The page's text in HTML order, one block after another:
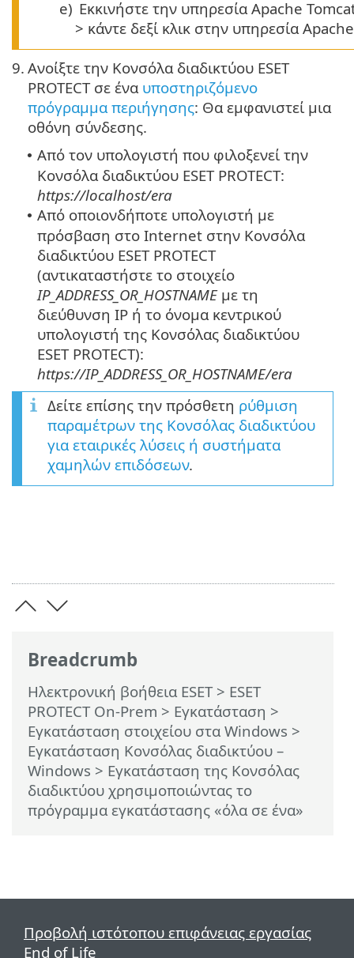
Breadcrumb
Ηλεκτρονική βοήθεια ESET> ESET
PROTECT On-Prem > Εγκατάσταση >
Εγκατάσταση στοιχείου στα Windows >
Εγκατάσταση Κονσόλας διαδικτύου –
Windows > Εγκατάσταση της Κονσόλας
διαδικτύου χρησιμοποιώντας το
πρόγραμμα εγκατάστασης «όλα σε ένα»
e) Εκκινήστε την υπηρεσία Apache
> κάντε δεξί κλικ στην υπηρεσία
9. Ανοίξτε την Κονσόλα διαδικτύου ESET
PROTECT σε ένα υποστηριζόμενο
πρόγραμμα περιήγησης: Θα εμφανιστεί μια
οθόνη σύνδεσης.
• Από τον υπολογιστή που φιλοξενεί την
Κονσόλα διαδικτύου ESET PROTECT:
https://localhost/era
• Από οποιονδήποτε υπολογιστή με
πρόσβαση στο Internet στην Κονσόλα
διαδικτύου ESET PROTECT
(αντικαταστήστε το στοιχείο
IP_ADDRESS_OR_HOSTNAMEμε τη
διεύθυνση IP ή το όνομα κεντρικού
υπολογιστή της Κονσόλας διαδικτύου
ESET PROTECT):
https://IP_ADDRESS_OR_HOSTNAME/era
Δείτε επίσης την πρόσθετη ρύθμιση
παραμέτρων της Κονσόλας διαδικτύου
για εταιρικές λύσεις ή συστήματα
χαμηλών επιδόσεων.
Προβολή ιστότοπου επιφάνειας εργασίας
End of Life